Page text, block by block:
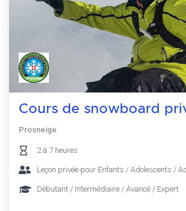
Cours de snowboard
Prosneige
2 à 7 heures
Leçon privée pour Enfants / Adolescents /
Débutant / Intermédiaire / Avancé / Expert